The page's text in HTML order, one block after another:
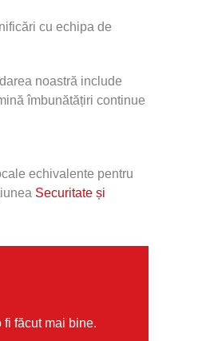
cu echipa de
noastră include
îmbunătățiri continue
echivalente pentru
Securitate și
făcut mai bine.